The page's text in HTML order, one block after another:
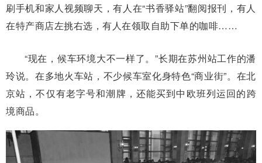
刷手机和家人视频聊天，有人在“书香驿站”翻阅报刊，有人
在特产商店左挑右选，有人在领取自助下单的咖啡……
“现在，候车环境大不一样了。”长期在苏州站工作的潘
玲说。在多地火车站，不少候车室化身特色“商业街”。在北
京站，不仅有老字号和潮牌，还能买到中欧班列运回的跨
境商品。